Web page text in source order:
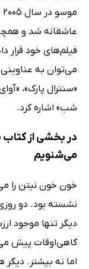
عاشقانه شد و
فیلم‌های خود قرار
می‌توان به
«سنترال پارک»،
شب» اشاره کرد.
در بخشی از
می‌شنویم
خون خون نیتن را
نشسته بود. دو
دیگر تنها موجود
گاهی‌اوقات پیش
اما نه بیشتر.